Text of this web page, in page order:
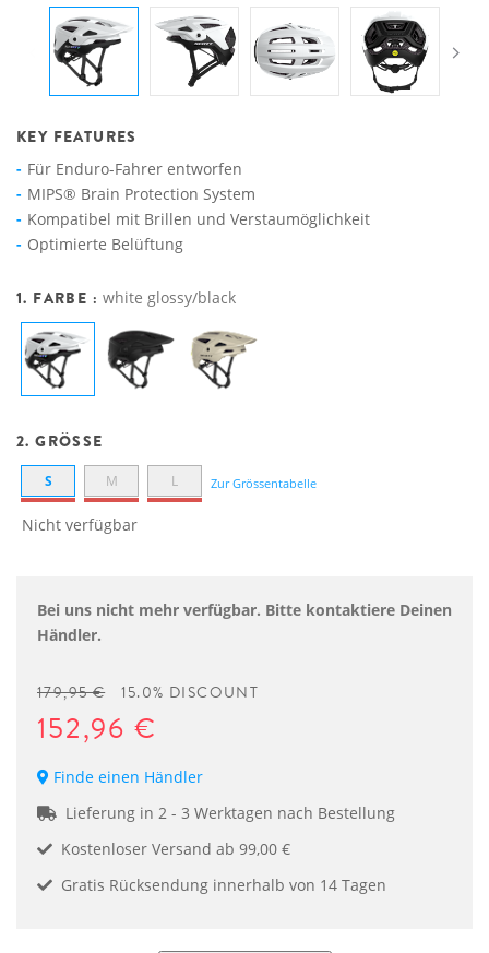
KEY FEATURES
Für Enduro-Fahrer entworfen
MIPS® Brain Protection System
Kompatibel mit Brillen und Verstaumöglichkeit
Optimierte Belüftung
1. FARBE :white glossy/black
2. GRÖSSE
S M L Zur Grössentabelle
Nicht verfügbar
Bei uns nicht mehr verfügbar. Bitte kontaktiere Deinen
Händler.
179,95 € 15.0% DISCOUNT
152,96 €
Finde einen Händler
Lieferung in 2 - 3 Werktagen nach Bestellung
Kostenloser Versand ab 99,00 €
Gratis Rücksendung innerhalb von 14 Tagen